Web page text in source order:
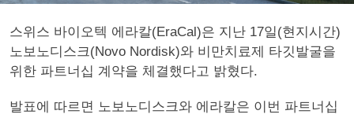
스위스 바이오텍 에라칼(EraCal)은 지난 17일(현지시간)
노보노디스크(Novo Nordisk)와 비만치료제 타깃발굴을
위한 파트너십 계약을 체결했다고 밝혔다.
발표에 따르면 노보노디스크와 에라칼은 이번 파트너십